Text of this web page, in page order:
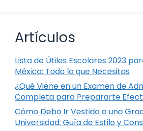
Artículos
Lista de Útiles Escolares 2023
México: Todo lo que Necesitas
¿Qué Viene en un Examen de
Completa para Prepararte
Cómo Debo Ir Vestida a una
Universidad: Guía de Estilo y